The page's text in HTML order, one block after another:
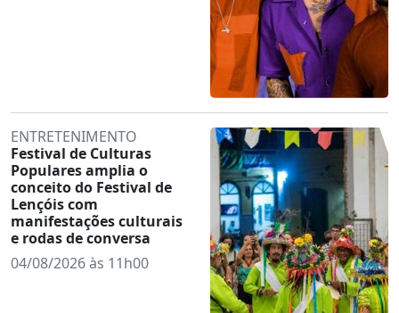
ENTRETENIMENTO
Festival de Culturas
Populares amplia o
conceito do Festival de
Lençóis com
manifestações culturais
e rodas de conversa
04/08/2026 às 11h00